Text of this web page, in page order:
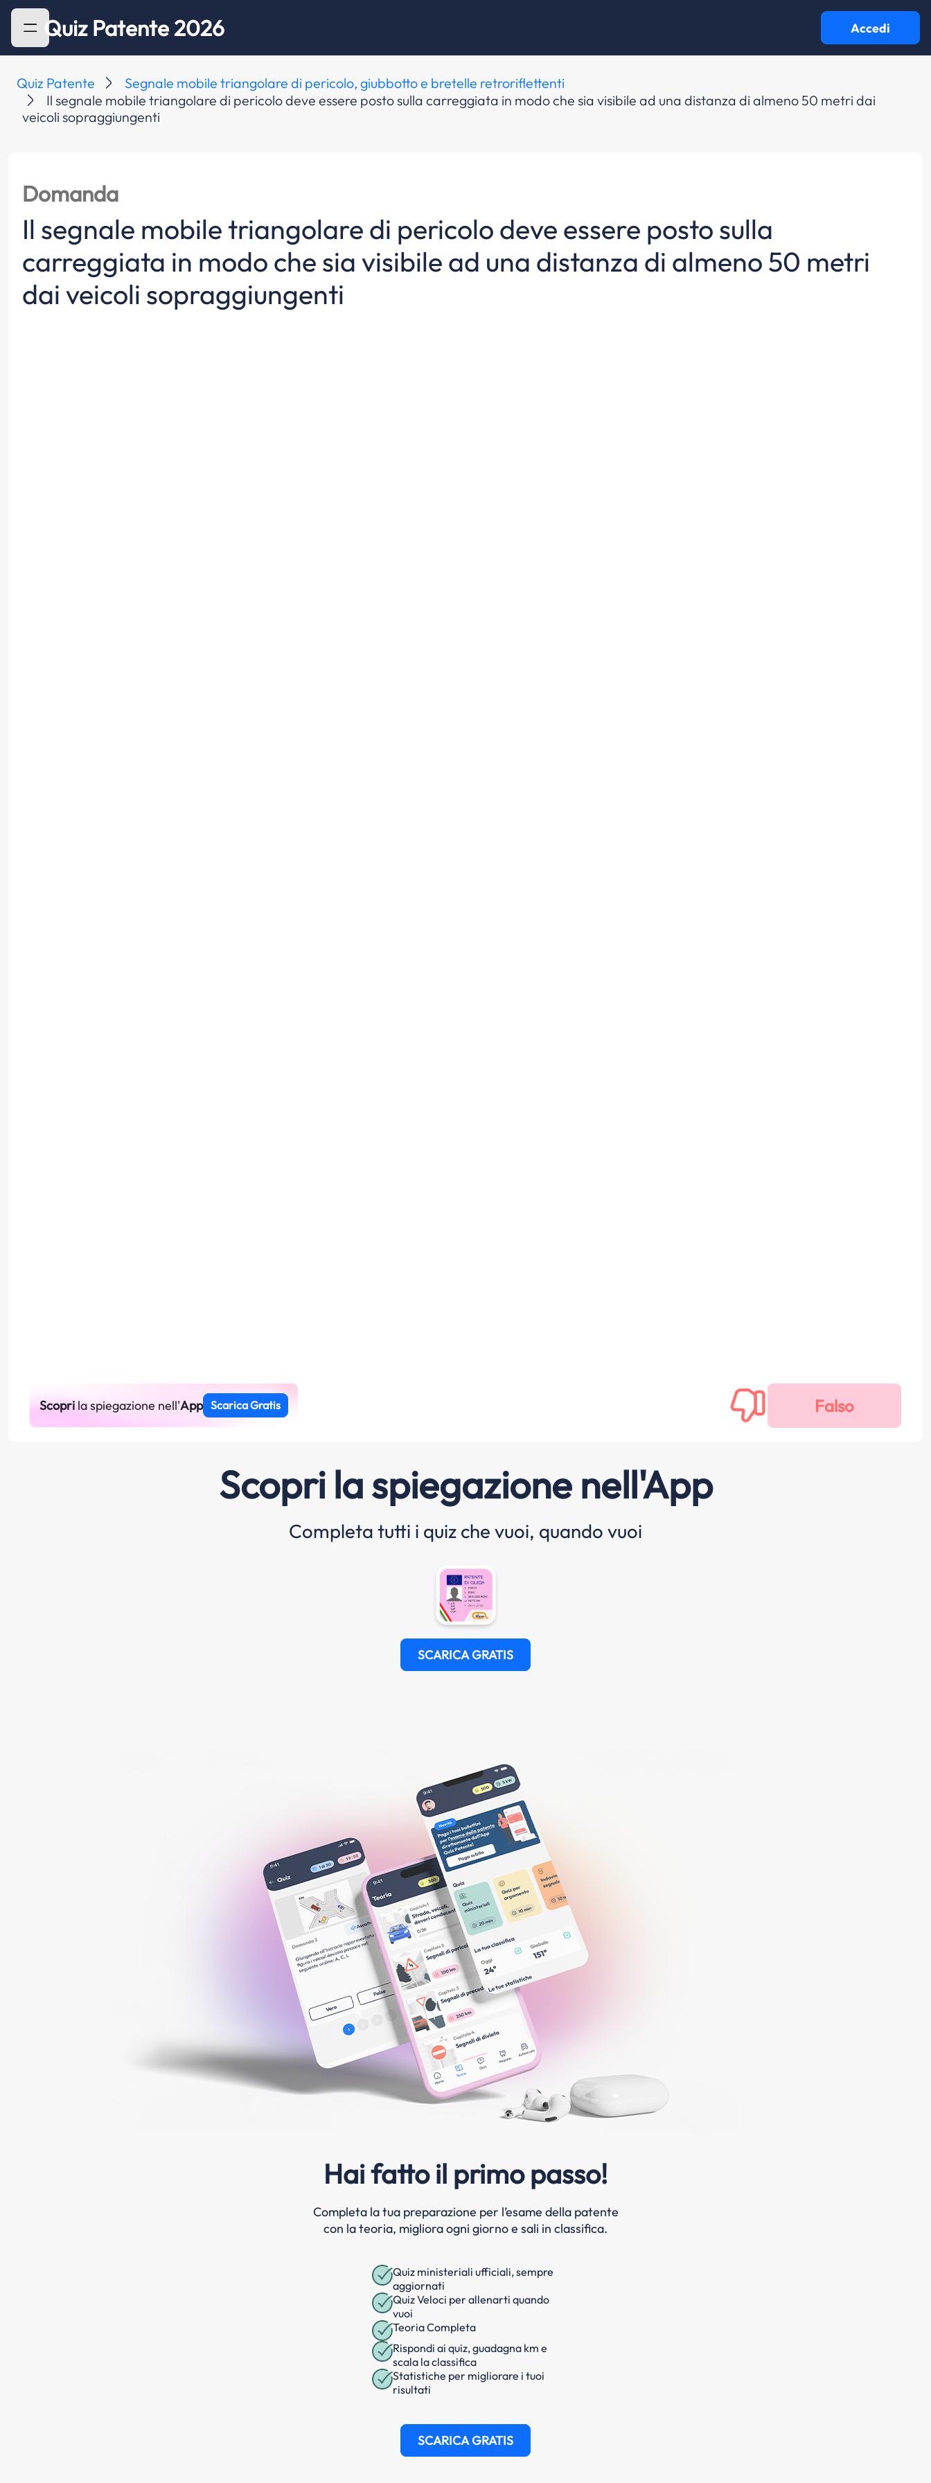
Quiz Patente 2026 Accedi
Quiz Patente
Segnale mobile triangolare di pericolo, giubbotto e bretelle retroriflettenti
Il segnale mobile triangolare di pericolo deve essere posto sulla carreggiata in modo che sia visibile ad una distanza di almeno 50 metri dai
veicoli sopraggiungenti
Domanda
Il segnale mobile triangolare di pericolo deve essere posto sulla
carreggiata in modo che sia visibile ad una distanza di almeno 50 metri
dai veicoli sopraggiungenti
Scoprila spiegazione nell'App Scarica Gratis
Scopri la spiegazione nell'App
Completa tutti i quiz che vuoi, quando vuoi
SCARICA GRATIS
Hai fatto il primo passo!
Completa la tua preparazione per l’esame della patente
con la teoria, migliora ogni giorno e sali in classifica.
Quiz ministeriali ufficiali, sempre
aggiornati
Quiz Veloci per allenarti quando
vuoi
Teoria Completa
Rispondi ai quiz, guadagna km e
scala la classifica
Statistiche per migliorare i tuoi
risultati
SCARICA GRATIS